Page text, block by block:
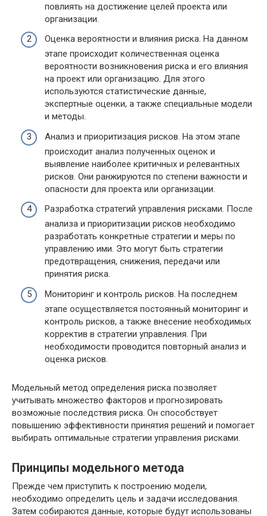
повлиять на достижение целей проекта или
организации.
Оценка вероятности и влияния риска. На данном
этапе происходит количественная оценка
вероятности возникновения риска и его влияния
на проект или организацию. Для этого
используются статистические данные,
экспертные оценки, а также специальные модели
и методы.
Анализ и приоритизация рисков. На этом этапе
происходит анализ полученных оценок и
выявление наиболее критичных и релевантных
рисков. Они ранжируются по степени важности и
опасности для проекта или организации.
Разработка стратегий управления рисками. После
анализа и приоритизации рисков необходимо
разработать конкретные стратегии и меры по
управлению ими. Это могут быть стратегии
предотвращения, снижения, передачи или
принятия риска.
Мониторинг и контроль рисков. На последнем
этапе осуществляется постоянный мониторинг и
контроль рисков, а также внесение необходимых
корректив в стратегии управления. При
необходимости проводится повторный анализ и
оценка рисков.
Модельный метод определения риска позволяет
учитывать множество факторов и прогнозировать
возможные последствия риска. Он способствует
повышению эффективности принятия решений и помогает
выбирать оптимальные стратегии управления рисками.
Принципы модельного метода
Прежде чем приступить к построению модели,
необходимо определить цель и задачи исследования.
Затем собираются данные, которые будут использованы